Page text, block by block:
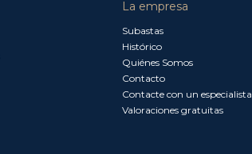
La empresa
Subastas
Histórico
Quiénes Somos
Contacto
Contacte con un especialista
Valoraciones gratuitas